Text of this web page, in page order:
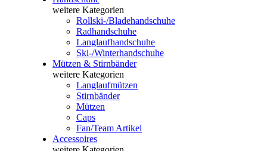
weitere Kategorien
Rollski-/Bladehandschuhe
Radhandschuhe
Langlaufhandschuhe
Ski-/Winterhandschuhe
Mützen & Stirnbänder
weitere Kategorien
Langlaufmützen
Stirnbänder
Mützen
Caps
Fan/Team Artikel
Accessoires